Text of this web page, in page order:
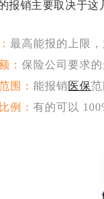
报销主要取决于这
最高能报的上限
：保险公司要求
围：能报销 医保
例：有的可以